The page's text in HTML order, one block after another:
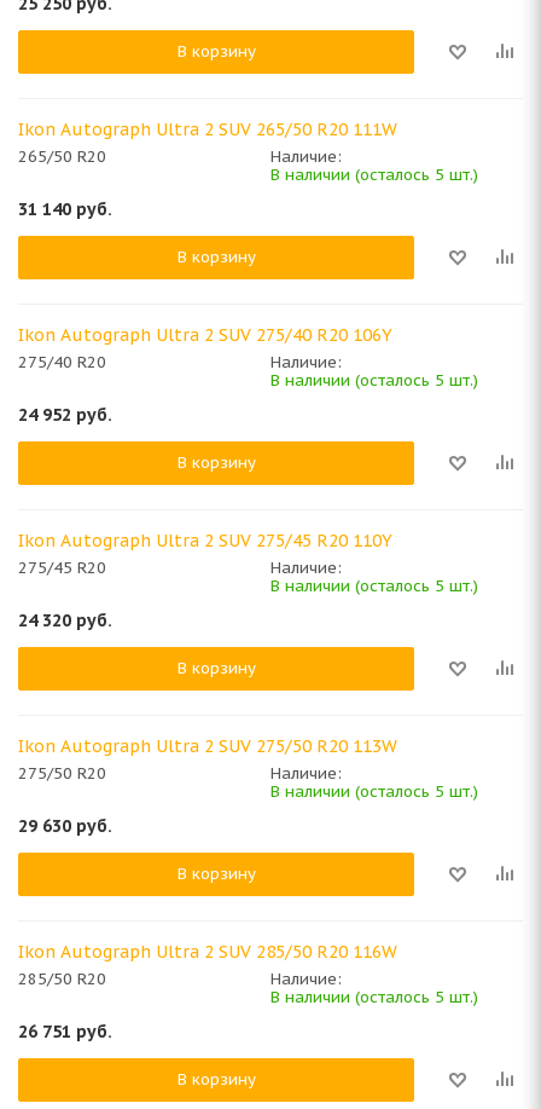
В корзину
Ikon Autograph Ultra 2 SUV 265/50 R20 111W
265/50 R20
Наличие:
В наличии (осталось 5 шт.)
31 140 руб.
В корзину
Ikon Autograph Ultra 2 SUV 275/40 R20 106Y
275/40 R20
Наличие:
В наличии (осталось 5 шт.)
24 952 руб.
В корзину
Ikon Autograph Ultra 2 SUV 275/45 R20 110Y
275/45 R20
Наличие:
В наличии (осталось 5 шт.)
24 320 руб.
В корзину
Ikon Autograph Ultra 2 SUV 275/50 R20 113W
275/50 R20
Наличие:
В наличии (осталось 5 шт.)
29 630 руб.
В корзину
Ikon Autograph Ultra 2 SUV 285/50 R20 116W
285/50 R20
Наличие:
В наличии (осталось 5 шт.)
26 751 руб.
В корзину